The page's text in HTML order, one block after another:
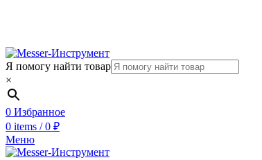
Я помогу найти товар
×
0 Избранное
0 items / 0 ₽
Меню